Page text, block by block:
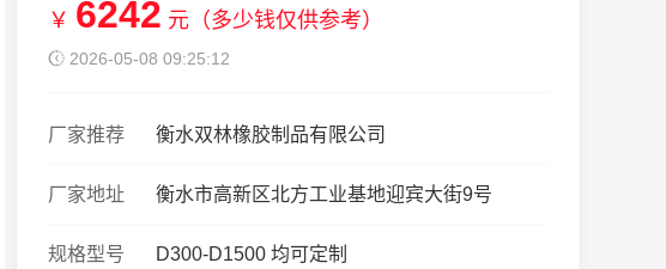
￥ 6242 元（多少钱仅供参考）
2026-05-08 09:25:12
厂家推荐 衡水双林橡胶制品有限公司
厂家地址 衡水市高新区北方工业基地迎宾大街9号
规格型号 D300-D1500 均可定制